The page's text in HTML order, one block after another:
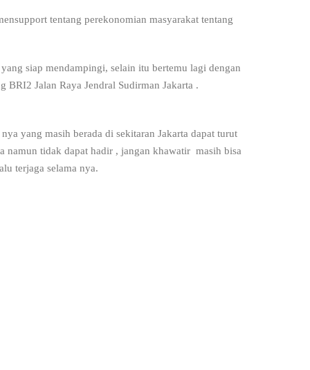
tentang perekonomian masyarakat tentang
siap mendampingi, selain itu bertemu lagi dengan
BRI2 Jalan Raya Jendral Sudirman Jakarta .
yang masih berada di sekitaran Jakarta dapat turut
namun tidak dapat hadir , jangan khawatir masih bisa
terjaga selama nya.